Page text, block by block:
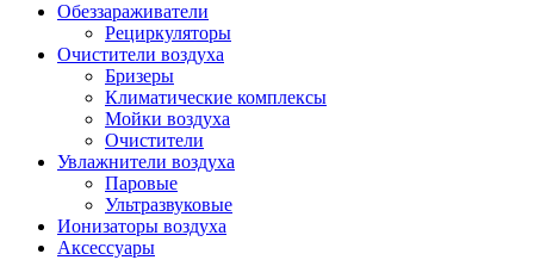
Обеззараживатели
Рециркуляторы
Очистители воздуха
Бризеры
Климатические комплексы
Мойки воздуха
Очистители
Увлажнители воздуха
Паровые
Ультразвуковые
Ионизаторы воздуха
Аксессуары